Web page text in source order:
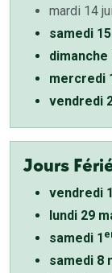
mardi 14
samedi
dimanche
mercredi
vendredi
Jours
vendredi 1
lundi 29
samedi 1
samedi 8